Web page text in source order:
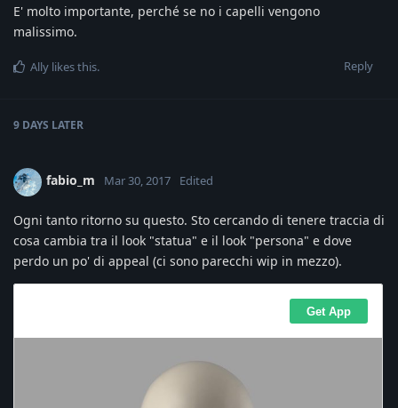
E' molto importante, perché se no i capelli vengono
malissimo.
Reply
Ally likes this.
9 DAYS LATER
fabio_m Mar 30, 2017 Edited
Ogni tanto ritorno su questo. Sto cercando di tenere traccia di
cosa cambia tra il look "statua" e il look "persona" e dove
perdo un po' di appeal (ci sono parecchi wip in mezzo).